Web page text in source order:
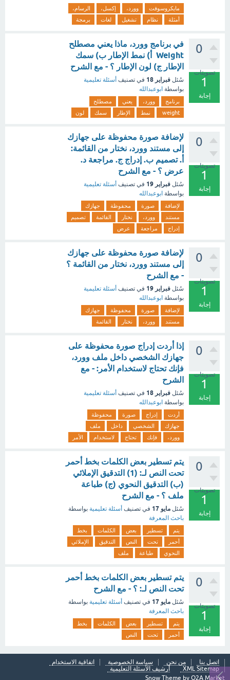
مايكروسوفت وورد، إكسل،
الرسام،
أمثلة
نظام تشغيل لغات برمجة
0
تصويتات
1
إجابة
في برنامج وورد، ماذا يعني مصطلح
Weight أ) نمط الإطار ب) سمك
الإطار ج) لون الإطار ؟ - مع الشرح
سُئل فبراير 18 في تصنيف أسئلة تعليمية
بواسطة ابوعبدالله
برنامج وورد، يعني
مصطلح
weight
نمط الإطار سمك لون
0
تصويتات
1
إجابة
لإضافة صورة محفوظة على جهازك
إلى مستند وورد، نختار من القائمة:
أ. تصميم ب. إدراج ج. مراجعة د.
عرض ؟ - مع الشرح
سُئل فبراير 19 في تصنيف أسئلة تعليمية
بواسطة ابوعبدالله
لإضافة صورة محفوظة
جهازك
مستند
وورد، نختار القائمة
تصميم
إدراج
مراجعة عرض
0
تصويتات
1
إجابة
لإضافة صورة محفوظة على جهازك
إلى مستند وورد، نختار من القائمة ؟
- مع الشرح
سُئل فبراير 19 في تصنيف أسئلة تعليمية
بواسطة ابوعبدالله
لإضافة صورة محفوظة
جهازك
مستند
وورد، نختار القائمة
0
تصويتات
1
إجابة
إذا أردت إدراج صورة محفوظة على
جهازك الشخصي داخل ملف وورد،
فإنك تحتاج لاستخدام الأمر: - مع
الشرح
سُئل فبراير 18 في تصنيف أسئلة تعليمية
بواسطة ابوعبدالله
أردت إدراج صورة
محفوظة
جهازك
الشخصي داخل
ملف
وورد،
فإنك تحتاج لاستخدام الأمر
0
تصويتات
1
إجابة
يتم تسطير بعض الكلمات بخط أحمر
تحت النص لـ: (1) التدقيق الإملائي
(ب) التدقيق النحوي (ج) طباعة
ملف ؟ - مع الشرح
سُئل مايو 17 في تصنيف أسئلة تعليمية بواسطة
باحث المعرفة
يتم تسطير بعض الكلمات
بخط
أحمر
تحت النص التدقيق
الإملائي
النحوي
طباعة ملف
0
تصويتات
1
إجابة
يتم تسطير بعض الكلمات بخط أحمر
تحت النص لـ: ؟ - مع الشرح
سُئل مايو 17 في تصنيف أسئلة تعليمية بواسطة
باحث المعرفة
يتم تسطير بعض الكلمات
بخط
أحمر
تحت النص
اتصل بنا من نحن سياسة الخصوصية
اتفاقية الاستخدام
XML Sitemap
أرشيف الأسئلة التعليمية
Snow Theme by Q2A Market